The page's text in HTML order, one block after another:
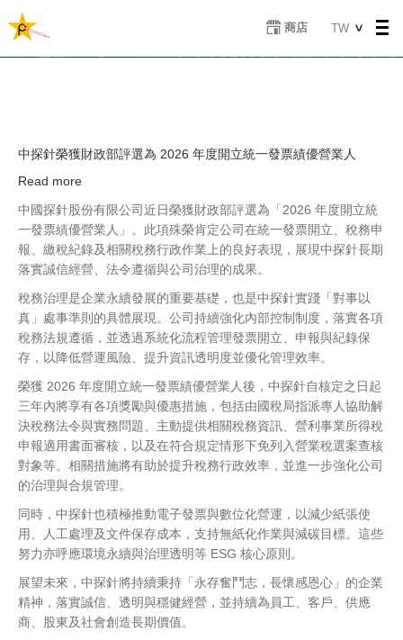
至
商店
Select
TW
中探針榮獲財政部評選為 2026 年度開立統一發票績優營業人
Read more
探
針
榮
獲
財
政
部
評
選
為
2026
年
度
開
統
一
發
票
績
優
中國探針股份有限公司近日榮獲財政部評選為「2026 年度開立統
一發票績優營業人」。此項殊榮肯定公司在統一發票開立、稅務申
報、繳稅紀錄及相關稅務行政作業上的良好表現，展現中探針長期
落實誠信經營、法令遵循與公司治理的成果。
稅務治理是企業永續發展的重要基礎，也是中探針實踐「對事以
真」處事準則的具體展現。公司持續強化內部控制制度，落實各項
稅務法規遵循，並透過系統化流程管理發票開立、申報與紀錄保
存，以降低營運風險、提升資訊透明度並優化管理效率。
榮獲 2026 年度開立統一發票績優營業人後，中探針自核定之日起
三年內將享有各項獎勵與優惠措施，包括由國稅局指派專人協助解
決稅務法令與實務問題、主動提供相關稅務資訊、營利事業所得稅
申報適用書面審核，以及在符合規定情形下免列入營業稅選案查核
對象等。相關措施將有助於提升稅務行政效率，並進一步強化公司
的治理與合規管理。
同時，中探針也積極推動電子發票與數位化營運，以減少紙張使
用、人工處理及文件保存成本，支持無紙化作業與減碳目標。這些
努力亦呼應環境永續與治理透明等 ESG 核心原則。
展望未來，中探針將持續秉持「永存奮鬥志，長懷感恩心」的企業
精神，落實誠信、透明與穩健經營，並持續為員工、客戶、供應
商、股東及社會創造長期價值。